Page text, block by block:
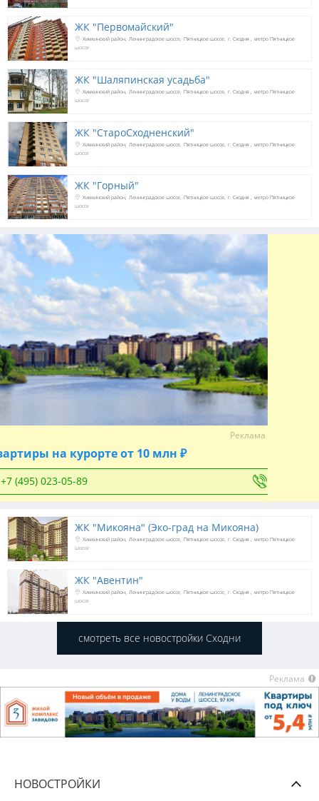
ЖК "Первомайский"
Химкинский район Ленинградское шоссе Пятницкое шоссе г. Сходня
метро Пятницкое
шоссе
ЖК "Шаляпинская усадьба"
Химкинский район Ленинградское шоссе Пятницкое шоссе г. Сходня
метро Пятницкое
шоссе
ЖК "СтароСходненский"
Химкинский район Ленинградское шоссе Пятницкое шоссе г. Сходня
метро Пятницкое
шоссе
ЖК "Горный"
Химкинский район Ленинградское шоссе Пятницкое шоссе г. Сходня
метро Пятницкое
шоссе
Реклама
на курорте от 10 млн ₽
+7 (495) 023-05-89
ЖК "Микояна" (Эко-град на Микояна)
Химкинский район Ленинградское шоссе Пятницкое шоссе г. Сходня
метро Пятницкое
шоссе
ЖК "Авентин"
Химкинский район Ленинградское шоссе Пятницкое шоссе г. Сходня
метро Пятницкое
шоссе
смотреть все новостройки Сходни
Реклама
НОВОСТРОЙКИ